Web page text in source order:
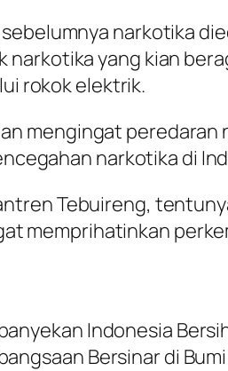
narkotika
yang kian
rokok elektrik.
mengingat peredaran
narkotika di
Tebuireng,
memprihatinkan
Indonesia
Bersinar di